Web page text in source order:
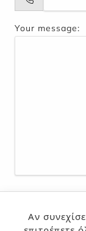
Your message:
Αν